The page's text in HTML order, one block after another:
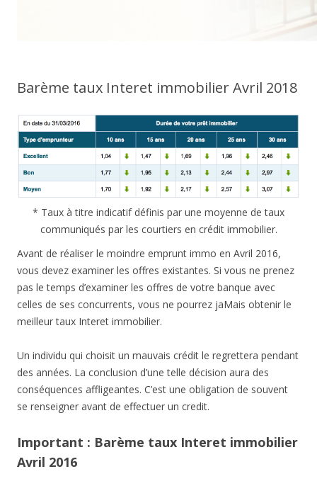
Barème taux Interet immobilier Avril 2018
* Taux à titre indicatif définis par une moyenne de taux
communiqués par les courtiers en crédit immobilier.
Avant de réaliser le moindre emprunt immo en Avril 2016,
vous devez examiner les offres existantes. Si vous ne prenez
pas le temps d’examiner les offres de votre banque avec
celles de ses concurrents, vous ne pourrez jaMais obtenir le
meilleur taux Interet immobilier.
Un individu qui choisit un mauvais crédit le regrettera pendant
des années. La conclusion d’une telle décision aura des
conséquences affligeantes. C’est une obligation de souvent
se renseigner avant de effectuer un credit.
Important : Barème taux Interet immobilier
Avril 2016